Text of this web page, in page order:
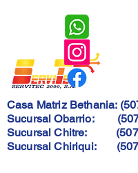
Servitec
2000, S.A.
Casa Matriz Bethania:
Sucursal Obarrio:
Sucursal Chitre:
Sucursal Chiriqui: